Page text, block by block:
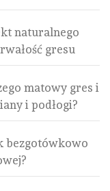
naturalnego
gresu
matowy gres i
i podłogi?
bezgotówkowo